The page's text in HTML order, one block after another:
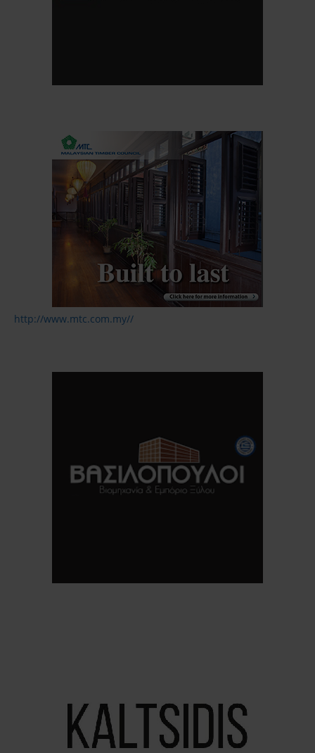
http://www.mtc.com.my//